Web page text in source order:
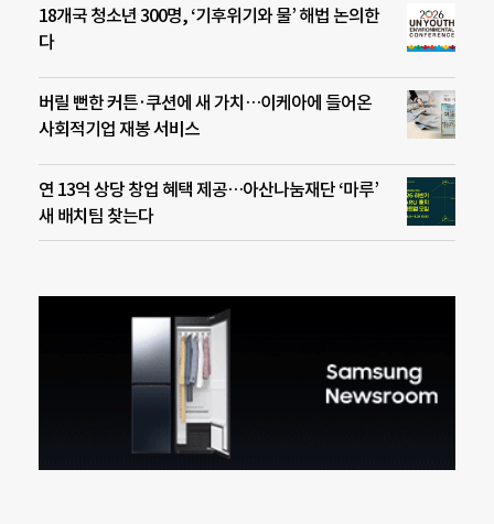
18개국 청소년 300명, ‘기후위기와 물’ 해법 논의한
다
버릴 뻔한 커튼·쿠션에 새 가치…이케아에 들어온
사회적기업 재봉 서비스
연 13억 상당 창업 혜택 제공…아산나눔재단 ‘마루’
새 배치팀 찾는다